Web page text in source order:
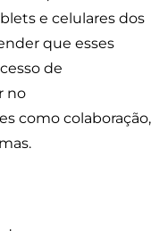
e celulares dos
que esses
de
no
como colaboração,